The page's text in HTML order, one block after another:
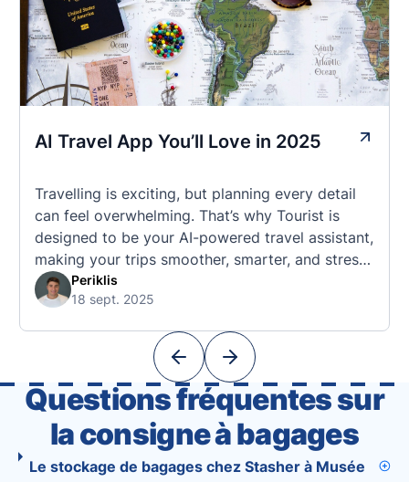
AI Travel App You’ll Love in 2025
Travelling is exciting, but planning every detail
can feel overwhelming. That’s why Tourist is
designed to be your AI-powered travel assistant,
making your trips smoother, smarter, and stress-
free. 🧭 What Makes the Tourist App Unique?
Unlike standard travel apps, Tourist combines
With Tourist, your trip planning becomes as
Periklis
18 sept. 2025
Questions fréquentes sur
la consigne à bagages
Le stockage de bagages chez Stasher à Musée